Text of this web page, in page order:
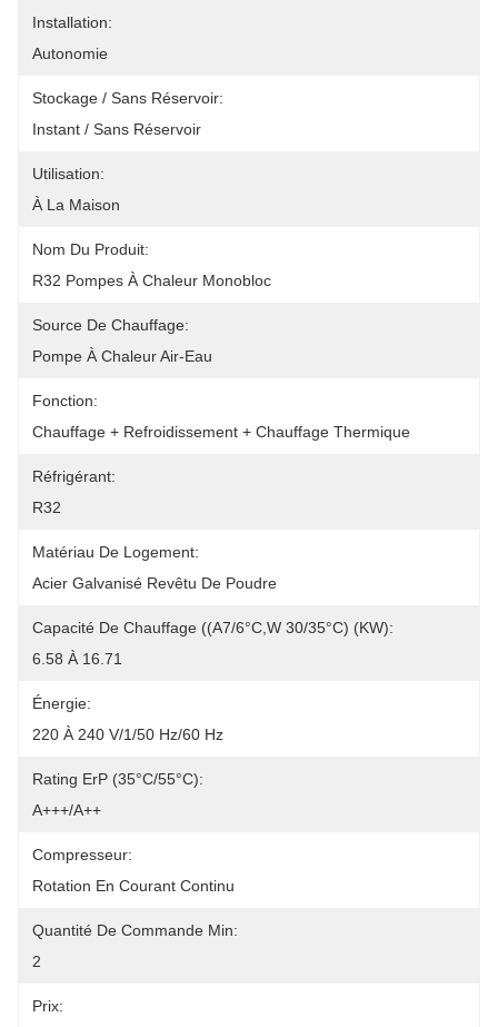
Installation:
Autonomie
Stockage / Sans Réservoir:
Instant / Sans Réservoir
Utilisation:
À La Maison
Nom Du Produit:
R32 Pompes À Chaleur Monobloc
Source De Chauffage:
Pompe À Chaleur Air-Eau
Fonction:
Chauffage + Refroidissement + Chauffage Thermique
Réfrigérant:
R32
Matériau De Logement:
Acier Galvanisé Revêtu De Poudre
Capacité De Chauffage ((A7/6°C,W 30/35°C) (kW):
6.58 À 16.71
Énergie:
220 À 240 V/1/50 Hz/60 Hz
Rating ErP (35°C/55°C):
A+++/A++
Compresseur:
Rotation En Courant Continu
Quantité De Commande Min:
2
Prix: